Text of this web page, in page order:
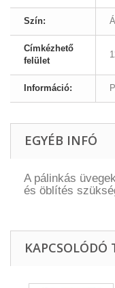
Szín:
Címkézhető
felület
Információ:
EGYÉB INFÓ
A pálinkás
és öblítés
KAPCSOLÓDÓ